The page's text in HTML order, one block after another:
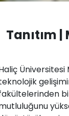
Makine
İletişim
Tanıtım
Üniversitesi